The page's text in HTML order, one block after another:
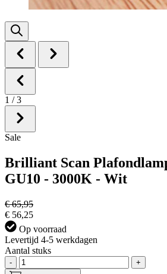
1 / 3
Sale
Brilliant Scan
GU10 - 3000K - Wit
€ 65,95
€ 56,25
Op voorraad
Levertijd 4-5 werkdagen
Aantal stuks
-
+